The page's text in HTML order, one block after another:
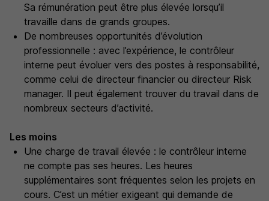
Sa rémunération peut être plus élevée lorsqu’il
travaille dans de grands groupes.
De nombreuses opportunités d’évolution
professionnelle : avec l’expérience, le contrôleur
interne peut évoluer vers des postes à responsabilité,
comme celui de directeur financier ou directeur Risk
manager. Il peut également trouver du travail dans de
nombreux secteurs d’activité.
Les moins
Une charge de travail élevée : le contrôleur interne
ne compte pas ses heures. Les heures
supplémentaires sont fréquentes selon les projets en
cours. C’est un métier exigeant qui demande de